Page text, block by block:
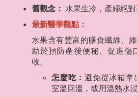
舊觀念： 水果生冷，產婦絕對
最新醫學觀點：
水果含有豐富的膳食纖維、
助於預防產後便秘、促進傷
收。
怎麼吃：避免從冰箱拿
室溫回溫，或用溫熱水浸